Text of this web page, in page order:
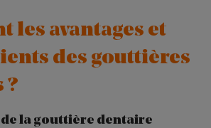
les avantages et
des gouttières
?
de la gouttière dentaire